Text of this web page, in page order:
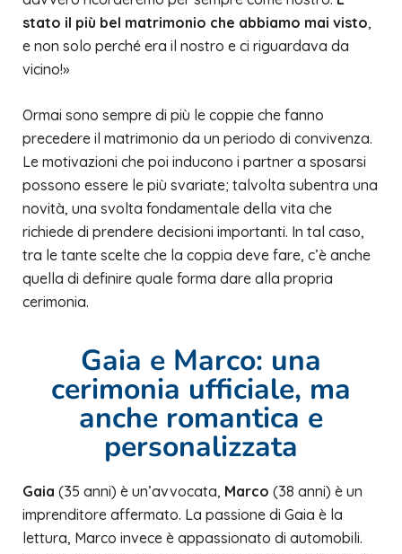
stato il più bel matrimonio che abbiamo mai visto,
e non solo perché era il nostro e ci riguardava da
vicino!»
Ormai sono sempre di più le coppie che fanno
precedere il matrimonio da un periodo di convivenza.
Le motivazioni che poi inducono i partner a sposarsi
possono essere le più svariate; talvolta subentra una
novità, una svolta fondamentale della vita che
richiede di prendere decisioni importanti. In tal caso,
tra le tante scelte che la coppia deve fare, c’è anche
quella di definire quale forma dare alla propria
cerimonia.
Gaia e Marco: una
cerimonia ufficiale, ma
anche romantica e
personalizzata
Gaia (35 anni) è un’avvocata, Marco (38 anni) è un
imprenditore affermato. La passione di Gaia è la
lettura, Marco invece è appassionato di automobili.